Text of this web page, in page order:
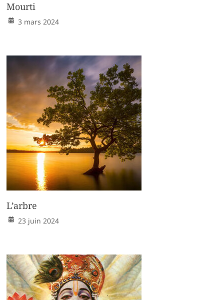
Mourti
3 mars 2024
L’arbre
23 juin 2024